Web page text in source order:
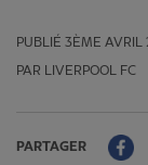
PUBLIÉ 3ÈME AVRIL
PAR LIVERPOOL FC
PARTAGER